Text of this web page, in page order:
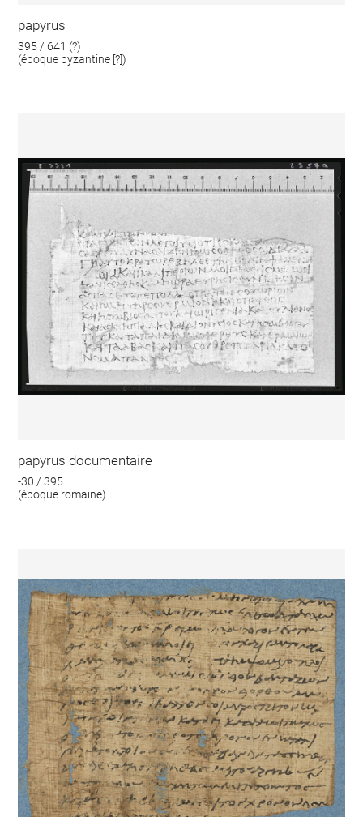
papyrus
395 / 641 (?)
(époque byzantine [?])
papyrus documentaire
-30 / 395
(époque romaine)